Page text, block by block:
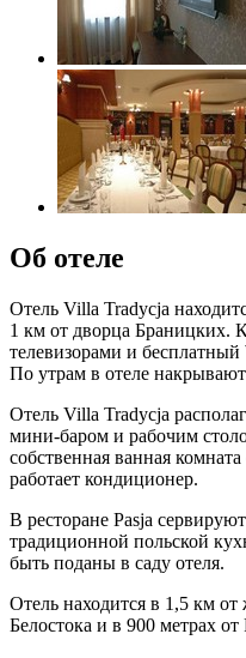
Об отеле
Отель Villa Tradycja
1 км от дворца
телевизорами и
По утрам в отеле
Отель Villa Tradycja
мини-баром и рабочим
собственная ванная
работает кондиционер.
В ресторане Pasja
традиционной польской
быть поданы в саду отеля.
Отель находится в 1,5 км от
Белостока и в 900 метрах